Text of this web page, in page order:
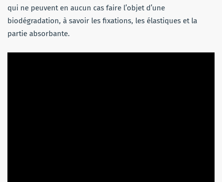
qui ne peuvent en aucun cas faire l’objet d’une
biodégradation, à savoir les fixations, les élastiques et la
partie absorbante.